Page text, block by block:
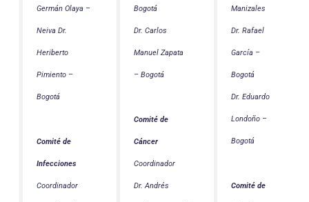
Germán Olaya –
Neiva Dr.
Heriberto
Pimiento –
Bogotá
Comité de
Infecciones
Coordinador
Bogotá
Dr. Carlos
Manuel Zapata
– Bogotá
Comité de
Cáncer
Coordinador
Dr. Andrés
Manizales
Dr. Rafael
García –
Bogotá
Dr. Eduardo
Londoño –
Bogotá
Comité de